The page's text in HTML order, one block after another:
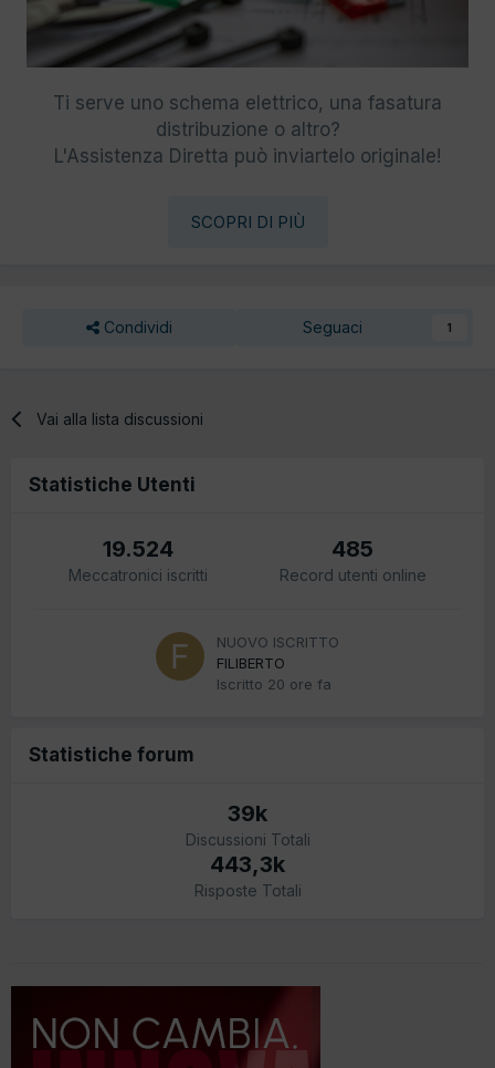
Ti serve uno schema elettrico, una fasatura
distribuzione o altro?
L'Assistenza Diretta può inviartelo originale!
SCOPRI DI PIÙ
Condividi Seguaci 1
Vai alla lista discussioni
Statistiche Utenti
19.524
Meccatronici iscritti
485
Record utenti online
NUOVO ISCRITTO
FILIBERTO
Iscritto 20 ore fa
Statistiche forum
39k
Discussioni Totali
443,3k
Risposte Totali